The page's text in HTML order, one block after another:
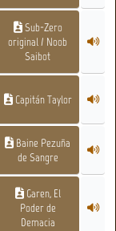
Sub-Zero
original / Noob
Saibot
Capitán Taylor
Baine Pezuña
de Sangre
Garen, El
Poder de
Demacia